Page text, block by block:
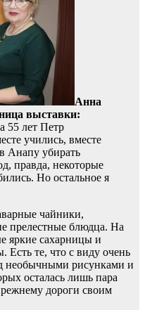
Анна
выставки:
55 лет Петр
учились, вместе
Анапу убирать
правда, некоторые
Но остальное я
чайники,
прелестные блюдца. На
яркие сахарницы и
те, что с виду очень
необычными рисунками и
осталась лишь пара
дороги своим